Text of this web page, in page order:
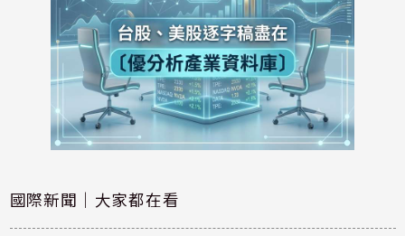
國際新聞｜大家都在看